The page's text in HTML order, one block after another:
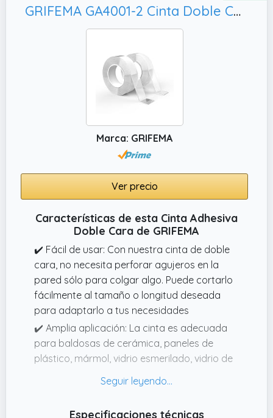
presiona y empuja la carcasa a 45 grados y
recortes es de tamaño pequeño, puedes
ponerla en tu bolsillo o estuche de lápices, no
ocupa espacio y puedes llevarla contigo
GRIFEMA GA4001-2 Cinta Doble Cara Extrafuerte, para Parede y Alfombra
Marca: GRIFEMA
Ver precio
Características de esta Cinta Adhesiva
Doble Cara de GRIFEMA
✔️ Fácil de usar: Con nuestra cinta de doble
cara, no necesita perforar agujeros en la
pared sólo para colgar algo. Puede cortarlo
fácilmente al tamaño o longitud deseada
para adaptarlo a tus necesidades
✔️ Amplia aplicación: La cinta es adecuada
para baldosas de cerámica, paneles de
plástico, mármol, vidrio esmerilado, vidrio de
Asegúrese de que la superficie esté limpia, sin
Especificaciones técnicas